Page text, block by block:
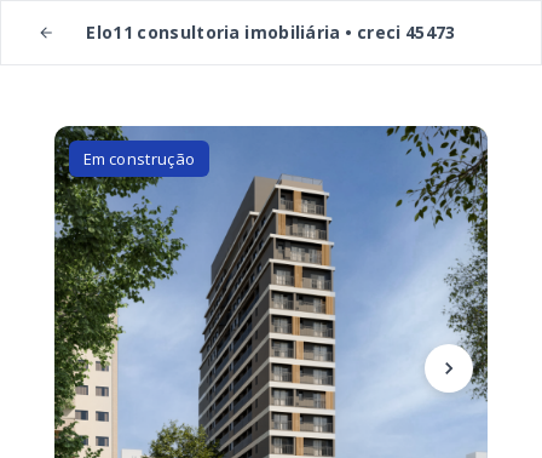
Elo11 consultoria imobiliária • creci 45473
Em construção